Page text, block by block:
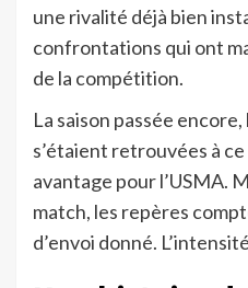
une rivalité déjà bien
confrontations qui ont
de la compétition.
La saison passée
s’étaient retrouvées à
avantage pour l’USMA.
match, les repères
d’envoi donné.